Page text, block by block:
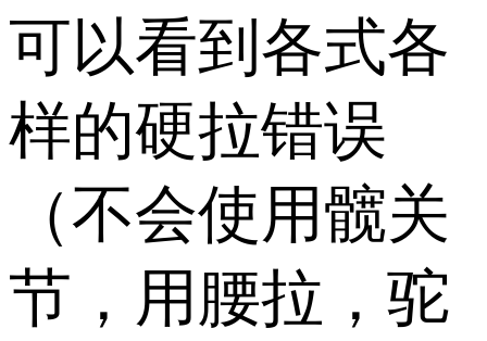
可以看到各式各
样的硬拉错误
（不会使用髋关
节，用腰拉，驼